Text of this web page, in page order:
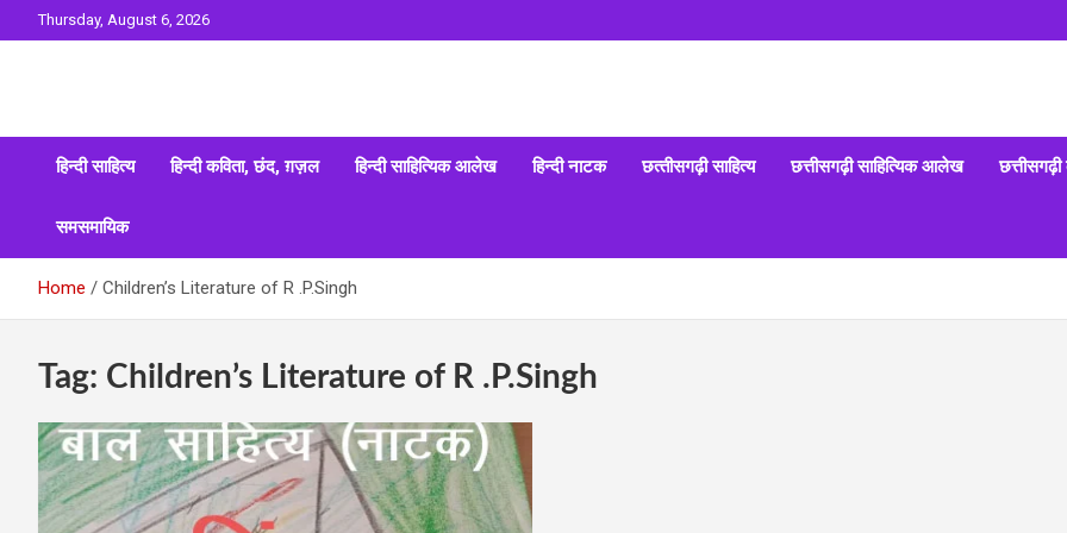
to
Thursday, August 6, 2026
हिन्दी साहित्य हिन्दी कविता, छंद, ग़ज़ल हिन्दी साहित्यिक आलेख हिन्‍दी नाटक छत्‍तीसगढ़ी साहित्‍य छत्तीसगढ़ी साहित्यिक आलेख
समसमायिक
Home Children’s Literature of R .P.Singh
Tag: Children’s Literature of R .P.Singh